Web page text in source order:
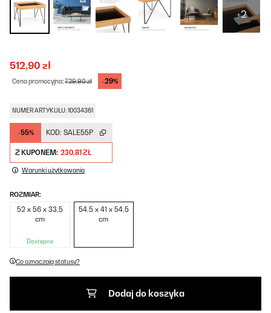
+2
512,90 zł
Cena promocyjna:729,90 zł -29%
NUMER ARTYKUŁU: 10034361
-55% KOD: SALE55P
Z KUPONEM: 230,81 ZŁ
Warunki użytkowania
ROZMIAR:
52 x 56 x 33,5
cm
Dostępne
54,5 x 41 x 54,5
cm
Co oznaczają statusy?
Dodaj do koszyka